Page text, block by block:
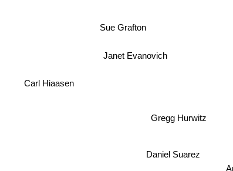
Gregg Hurwitz
Carl Hiaasen